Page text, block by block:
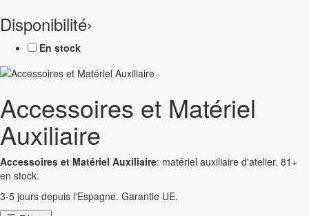
Disponibilité›
En stock
Accessoires et Matériel
Auxiliaire
Accessoires et Matériel Auxiliaire: matériel auxiliaire d'atelier. 81+
en stock.
3-5 jours depuis l'Espagne. Garantie UE.